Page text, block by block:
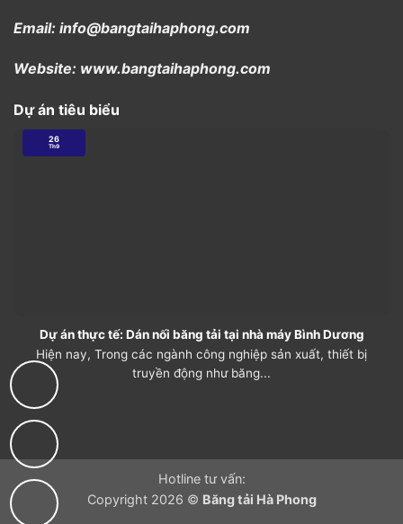
Email: info@bangtaihaphong.com
Website: www.bangtaihaphong.com
Dự án tiêu biểu
Dự án thực tế: Dán nối băng tải tại nhà máy Bình Dương
Hiện nay, Trong các ngành công nghiệp sản xuất, thiết bị
truyền động như băng...
26
Th9
Hotline tư vấn:
Copyright 2026 © Băng tải Hà Phong